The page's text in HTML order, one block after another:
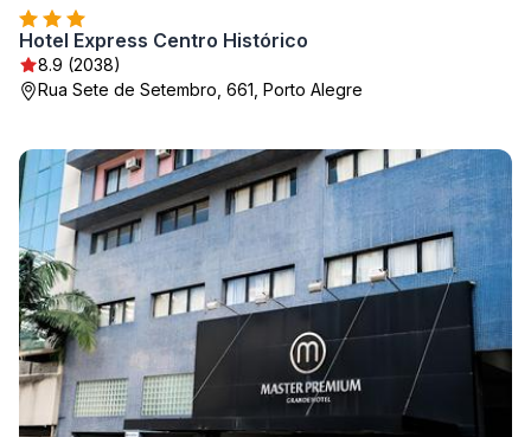
Hotel Express Centro Histórico
8.9 (2038)
Rua Sete de Setembro, 661, Porto Alegre